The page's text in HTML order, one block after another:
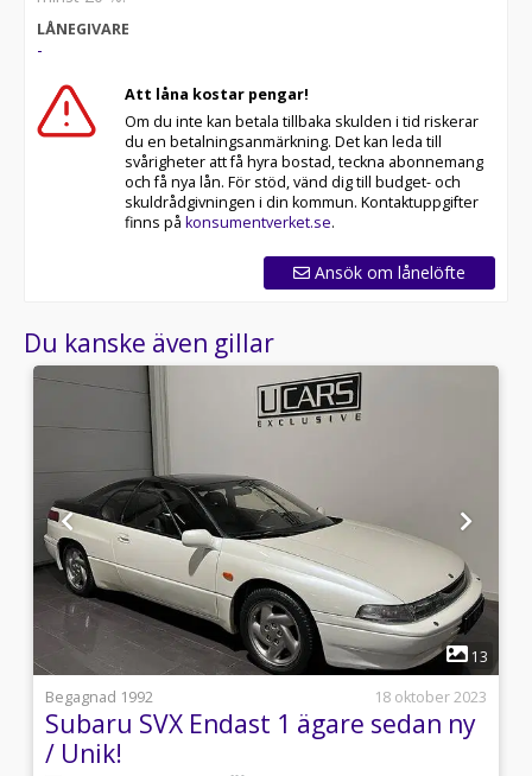
LÅNEGIVARE
-
Att låna kostar pengar!
Om du inte kan betala tillbaka skulden i tid riskerar
du en betalningsanmärkning. Det kan leda till
svårigheter att få hyra bostad, teckna abonnemang
och få nya lån. För stöd, vänd dig till budget- och
skuldrådgivningen i din kommun. Kontaktuppgifter
finns på konsumentverket.se.
Ansök om lånelöfte
Du kanske även gillar
1
13
Begagnad 1992
18 oktober 2023
Subaru SVX Endast 1 ägare sedan ny
/ Unik!